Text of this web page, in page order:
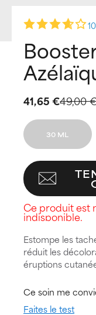
49,00
41,65 €
Estompe les
réduit les
éruptions
Ce soin me
Faites le test
30 ML
Ce produit est
indisponible.